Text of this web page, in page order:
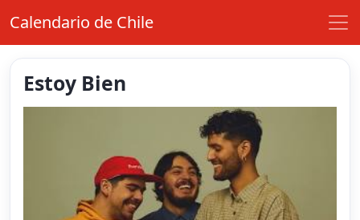
Calendario de Chile
Estoy Bien